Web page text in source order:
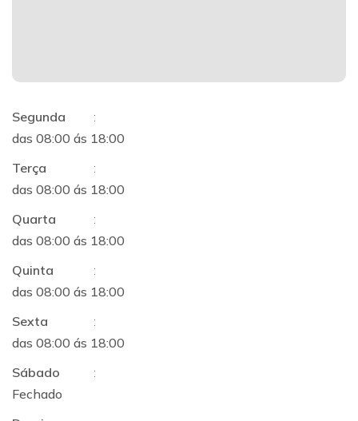
Segunda
:
das 08:00 ás 18:00
Terça
:
das 08:00 ás 18:00
Quarta
:
das 08:00 ás 18:00
Quinta
:
das 08:00 ás 18:00
Sexta
:
das 08:00 ás 18:00
Sábado
:
Fechado